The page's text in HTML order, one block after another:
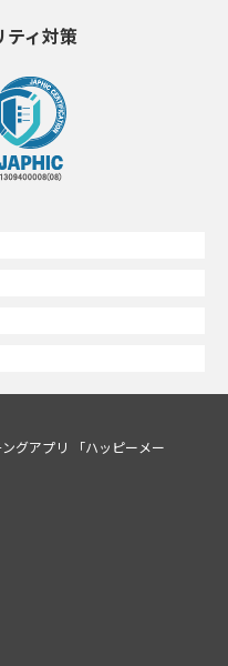
ティ対策
グアプリ 「ハッピーメー